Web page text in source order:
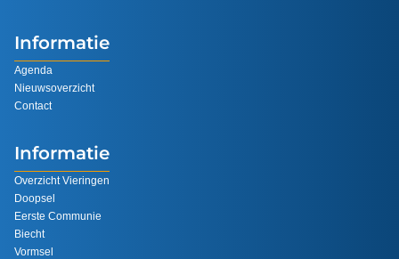
Informatie
Agenda
Nieuwsoverzicht
Contact
Informatie
Overzicht Vieringen
Doopsel
Eerste Communie
Biecht
Vormsel